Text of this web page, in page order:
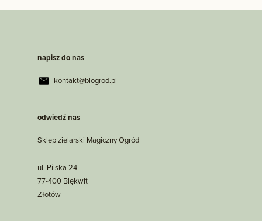
napisz do nas
kontakt@blogrod.pl
odwiedź nas
Sklep zielarski Magiczny Ogród
ul. Pilska 24
77-400 Blękwit
Złotów